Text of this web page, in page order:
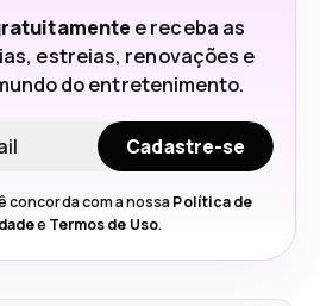
e receba as
estreias, renovações e
do entretenimento.
Cadastre-se
concorda com a nossa Política de
e Termos de Uso.